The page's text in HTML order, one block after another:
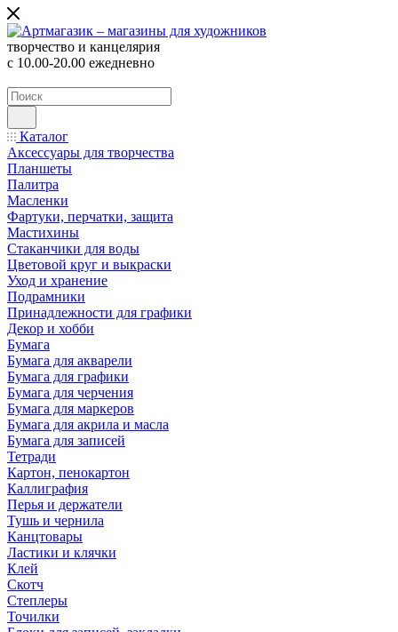
творчество и канцелярия
с 10.00-20.00 ежедневно
Каталог
Аксессуары для творчества
Планшеты
Палитра
Масленки
Фартуки, перчатки, защита
Мастихины
Стаканчики для воды
Цветовой круг и выкраски
Уход и хранение
Подрамники
Принадлежности для графики
Декор и хобби
Бумага
Бумага для акварели
Бумага для графики
Бумага для черчения
Бумага для маркеров
Бумага для акрила и масла
Бумага для записей
Тетради
Картон, пенокартон
Каллиграфия
Перья и держатели
Тушь и чернила
Канцтовары
Ластики и клячки
Клей
Скотч
Степлеры
Точилки